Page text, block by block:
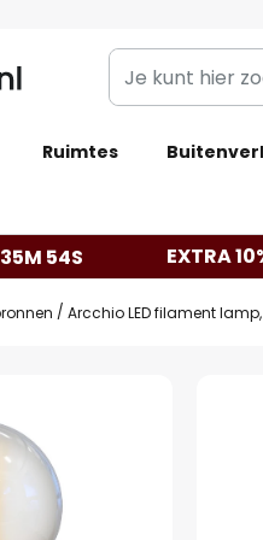
Je
kunt
zoeken
webwinkel
Ruimtes
53S EXTRA
Arcchio LED filament lamp,